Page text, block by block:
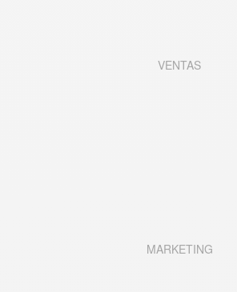
VENTAS
MARKETING